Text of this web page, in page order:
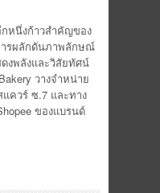
กหนึ่งก้าวสำคัญของ
ารผลักดันภาพลักษณ์
งพลังและวิสัยทัศน์
วางจำหน่าย
ควร์ ซ.7 และทาง
ของแบรนด์